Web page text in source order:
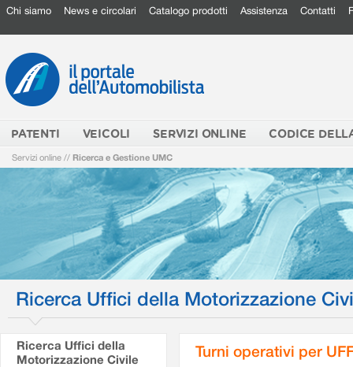
Chi siamo News e circolari Catalogo prodotti Assistenza Contatti
PATENTI VEICOLI SERVIZI ONLINE CODICE
Servizi online // Ricerca e Gestione UMC
Ricerca Uffici della Motorizzazione
Ricerca Uffici della
Motorizzazione Civile
Turni operativi per